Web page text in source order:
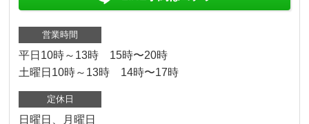
営業時間
平日10時～13時 15時〜20時
土曜日10時～13時 14時〜17時
定休日
日曜日、月曜日